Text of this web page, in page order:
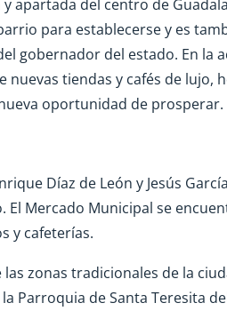
apartada del centro de
para establecerse y es
gobernador del estado. En la
tiendas y cafés de lujo,
oportunidad de prosperar.
Díaz de León y Jesús
Mercado Municipal se
y cafeterías.
zonas tradicionales de la
Parroquia de Santa Teresita